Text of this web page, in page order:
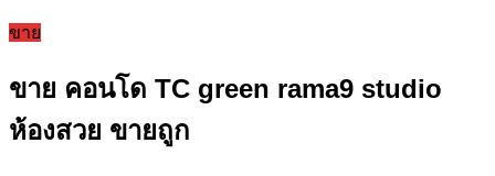
ขาย
ขาย คอนโด TC green rama9 studio
ห้องสวย ขายถูก